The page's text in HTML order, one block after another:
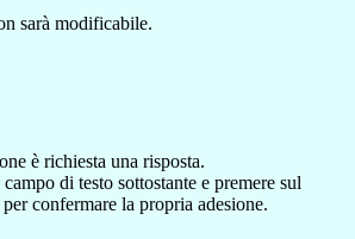
sarà modificabile.
è richiesta una risposta.
di testo sottostante e premere sul
confermare la propria adesione.